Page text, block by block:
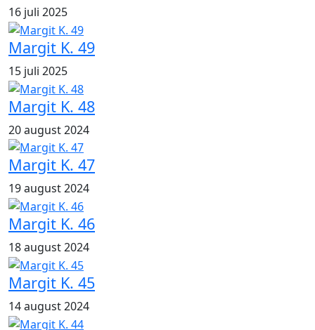
16 juli 2025
Margit K. 49
15 juli 2025
Margit K. 48
20 august 2024
Margit K. 47
19 august 2024
Margit K. 46
18 august 2024
Margit K. 45
14 august 2024